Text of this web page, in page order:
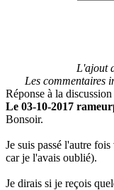
L'ajout
Les commentaires
Réponse à la discussion
Le 03-10-2017
Bonsoir.
Je suis passé l'autre
car je l'avais oublié).
Je dirais si je reçois